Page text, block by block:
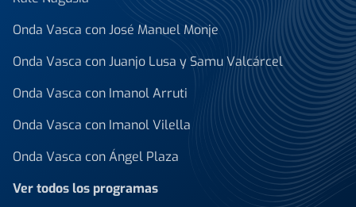
Onda Vasca con José Manuel Monje
Onda Vasca con Juanjo Lusa y Samu Valcárcel
Onda Vasca con Imanol Arruti
Onda Vasca con Imanol Vilella
Onda Vasca con Ángel Plaza
Ver todos los programas